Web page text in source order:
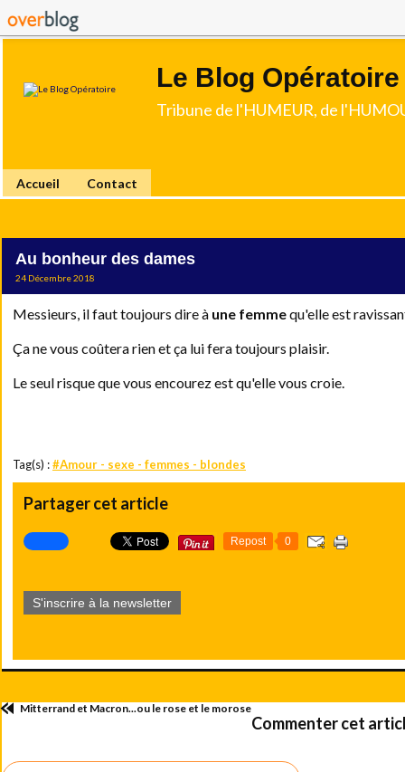
Le Blog Opératoire
Tribune de l'HUMEUR, de
Accueil Contact
Au bonheur des dames
24 Décembre 2018
Messieurs, il faut toujours dire à une femmequ'elle est
Ça ne vous coûtera rien et ça lui fera toujours plaisir.
Le seul risque que vous encourez est qu'elle vous croie.
Tag(s) :#Amour - sexe - femmes - blondes
Partager cet article
Repost 0
S'inscrire à la newsletter
Mitterrand et Macron...ou le rose et le morose
Commenter cet